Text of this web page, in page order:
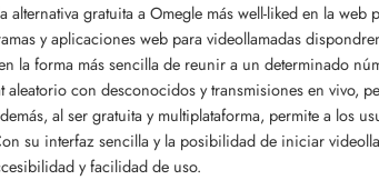
alternativa gratuita a Omegle más well-liked en la web
y aplicaciones web para videollamadas
la forma más sencilla de reunir a un determinado
aleatorio con desconocidos y transmisiones en vivo,
al ser gratuita y multiplataforma, permite a los
su interfaz sencilla y la posibilidad de iniciar
y facilidad de uso.